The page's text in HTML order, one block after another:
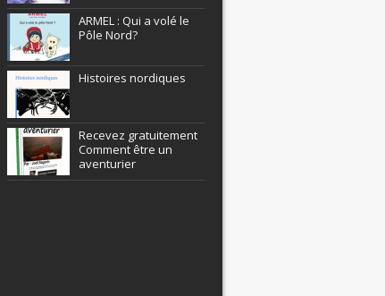
ARMEL : Qui a volé le
Pôle Nord?
Histoires nordiques
Recevez gratuitement
Comment être un
aventurier